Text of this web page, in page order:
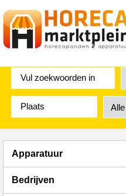
Apparatuur
Bedrijven